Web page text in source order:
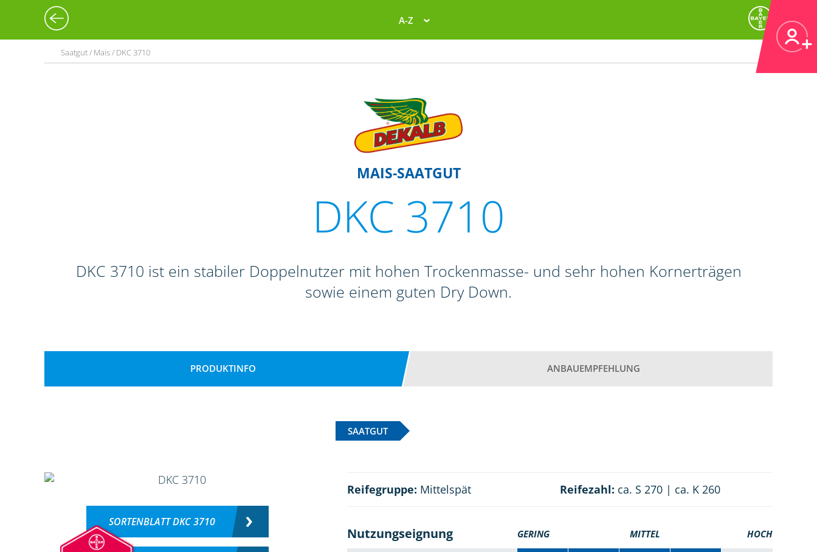
A-Z
Saatgut / Mais / DKC 3710
MAIS-SAATGUT
DKC 3710
DKC 3710 ist ein stabiler Doppelnutzer mit hohen Trockenmasse- und sehr hohen Kornerträgen
sowie einem guten Dry Down.
PRODUKTINFO ANBAUEMPFEHLUNG
SAATGUT
SORTENBLATT DKC 3710
Reifegruppe: Mittelspät Reifezahl: ca. S 270 | ca. K 260
Nutzungseignung GERING MITTEL HOCH